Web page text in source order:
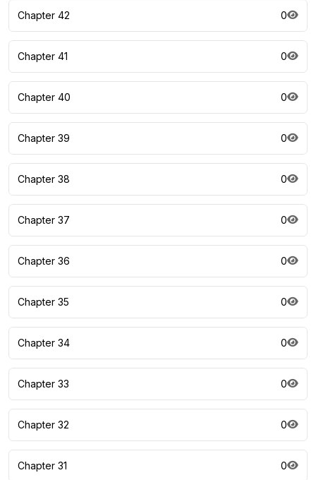
Chapter 42 0
Chapter 41 0
Chapter 40 0
Chapter 39 0
Chapter 38 0
Chapter 37 0
Chapter 36 0
Chapter 35 0
Chapter 34 0
Chapter 33 0
Chapter 32 0
Chapter 31 0